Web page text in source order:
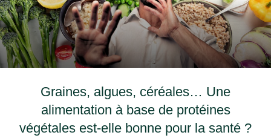
Graines, algues, céréales… Une
alimentation à base de protéines
végétales est-elle bonne pour la santé ?